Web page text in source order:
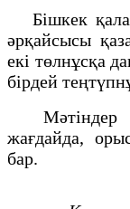
Бішкек
әрқайсысы
екі төлнұсқа
бірдей
Мәтіндер
жағдайда,
бар.